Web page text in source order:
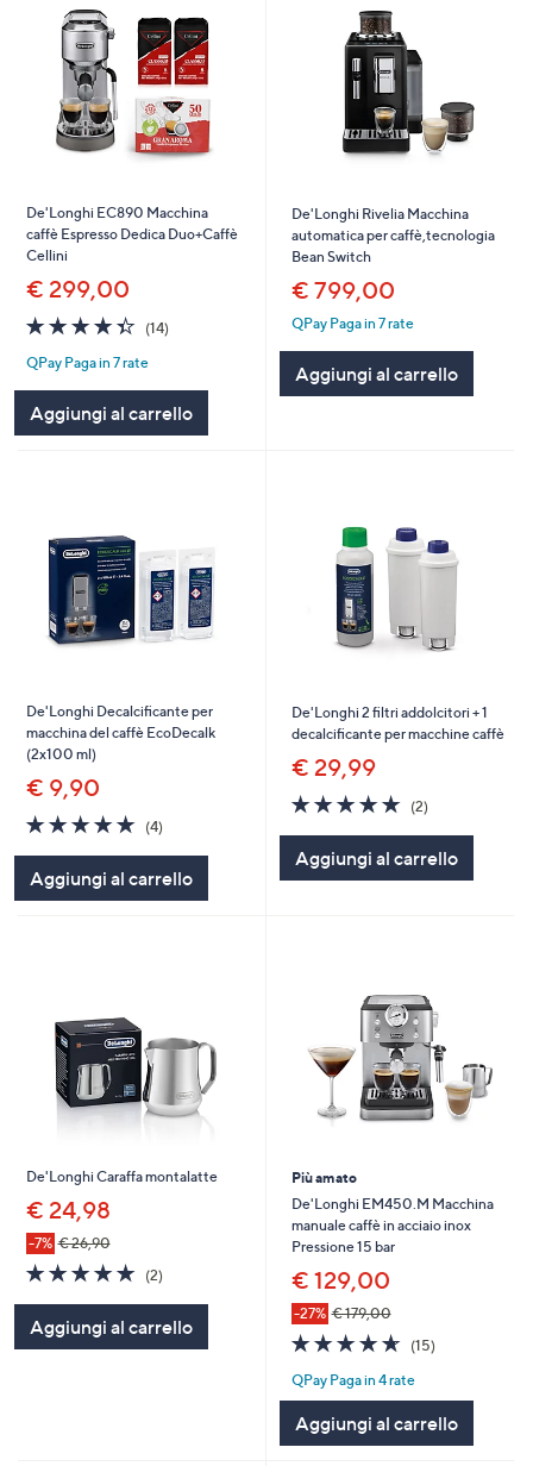
De'Longhi EC890 Macchina
caffè Espresso Dedica Duo+Caffè
Cellini
€ 299,00
4.4
of
5
(14)14
QPay Paga in 7 rate
Aggiungi al carrello
De'Longhi Rivelia Macchina
automatica per caffè,tecnologia
Bean Switch
€ 799,00
QPay Paga in 7 rate
Aggiungi al carrello
De'Longhi Decalcificante per
macchina del caffè EcoDecalk
(2x100 ml)
€ 9,90
4.8
of
Stars
(4)4
Aggiungi al carrello
De'Longhi 2 filtri addolcitori + 1
decalcificante per macchine caffè
€ 29,99
5.0
of
Stars
(2)2
Aggiungi al carrello
De'Longhi Caraffa montalatte
€ 24,98
-7% € 26,90
5.0
of
Stars
(2)2
Aggiungi al carrello
Più amato
De'Longhi EM450.M Macchina
manuale caffè in acciaio inox
Pressione 15 bar
€ 129,00
-27% € 179,00
4.6
of
5
Stars
(15)15
QPay Paga in 4 rate
Aggiungi al carrello